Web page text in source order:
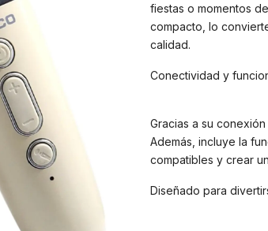
fiestas o momentos
compacto, lo
calidad.
Conectividad y
Gracias a su
Además, incluye la
compatibles y crear
Diseñado para